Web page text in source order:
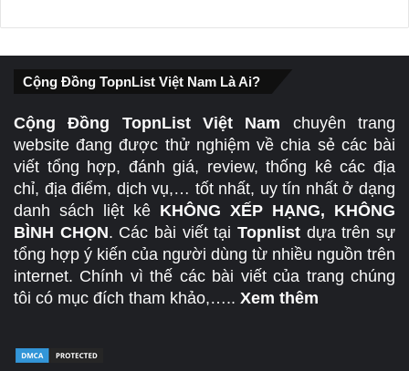
Cộng Đồng TopnList Việt Nam Là Ai?
Cộng Đồng TopnList Việt Nam chuyên trang
website đang được thử nghiệm về chia sẻ các bài
viết tổng hợp, đánh giá, review, thống kê các địa
chỉ, địa điểm, dịch vụ,… tốt nhất, uy tín nhất ở dạng
danh sách liệt kê KHÔNG XẾP HẠNG, KHÔNG
BÌNH CHỌN. Các bài viết tạiTopnlist dựa trên sự
tổng hợp ý kiến của người dùng từ nhiều nguồn trên
internet. Chính vì thế các bài viết của trang chúng
tôi có mục đích tham khảo,….. Xem thêm